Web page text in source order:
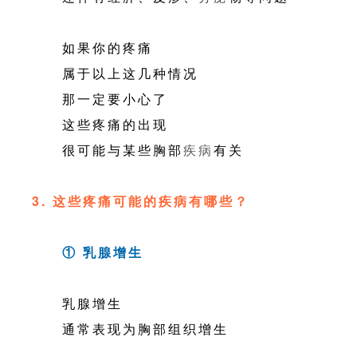
如果你的疼痛
属于以上这几种情况
那一定要小心了
这些疼痛的出现
很可能与某些胸部疾病有关
3. 这些疼痛可能的疾病有哪些？
① 乳腺增生
乳腺增生
通常表现为胸部组织增生